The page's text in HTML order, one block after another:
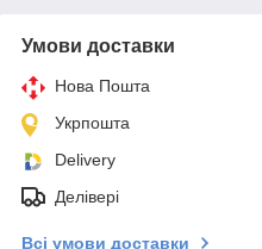
Умови доставки
Нова Пошта
Укрпошта
Delivery
Делівері
Всі умови доставки